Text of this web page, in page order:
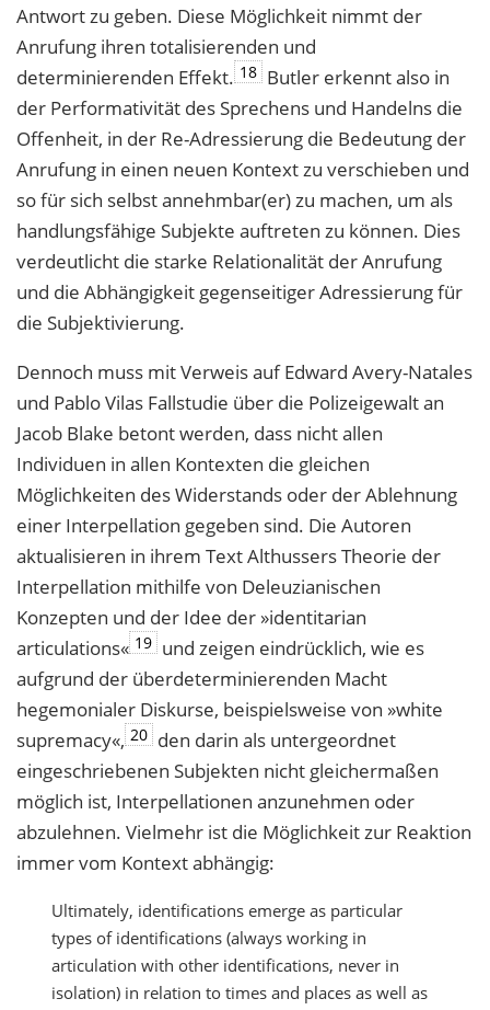
Antwort zu geben. Diese Möglichkeit nimmt der
Anrufung ihren totalisierenden und
determinierenden Effekt. 18 Butler erkennt also in
der Performativität des Sprechens und Handelns die
Offenheit, in der Re-Adressierung die Bedeutung der
Anrufung in einen neuen Kontext zu verschieben und
so für sich selbst annehmbar(er) zu machen, um als
handlungsfähige Subjekte auftreten zu können. Dies
verdeutlicht die starke Relationalität der Anrufung
und die Abhängigkeit gegenseitiger Adressierung für
die Subjektivierung.
Dennoch muss mit Verweis auf Edward Avery-Natales
und Pablo Vilas Fallstudie über die Polizeigewalt an
Jacob Blake betont werden, dass nicht allen
Individuen in allen Kontexten die gleichen
Möglichkeiten des Widerstands oder der Ablehnung
einer Interpellation gegeben sind. Die Autoren
aktualisieren in ihrem Text Althussers Theorie der
Interpellation mithilfe von Deleuzianischen
Konzepten und der Idee der »identitarian
articulations« 19 und zeigen eindrücklich, wie es
aufgrund der überdeterminierenden Macht
hegemonialer Diskurse, beispielsweise von »white
supremacy«, 20 den darin als untergeordnet
eingeschriebenen Subjekten nicht gleichermaßen
möglich ist, Interpellationen anzunehmen oder
abzulehnen. Vielmehr ist die Möglichkeit zur Reaktion
immer vom Kontext abhängig:
Ultimately, identifications emerge as particular
types of identifications (always working in
articulation with other identifications, never in
isolation) in relation to times and places as well as